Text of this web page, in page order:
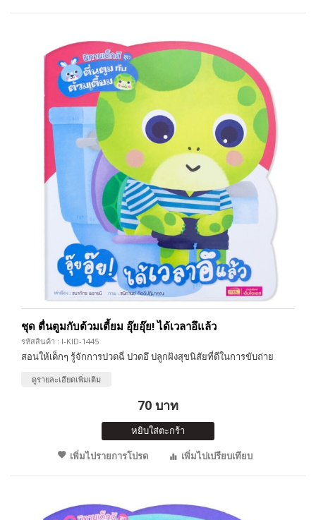
ชุด ตื่นตูมกับต้วมเตี้ยม อุ๊ยอุ๊ย! ได้เวลาอึแล้ว
รหัสสินค้า : I-KID-1445
สอนให้เด็กๆ รู้จักการปวดฉี่ ปวดอึ ปลูกฝังสุขนิสัยที่ดีในการขับถ่าย
ดูรายละเอียดเพิ่มเติม
70 บาท
หยิบใส่ตะกร้า
เพิ่มไปรายการโปรด
เพิ่มไปเปรียบเทียบ